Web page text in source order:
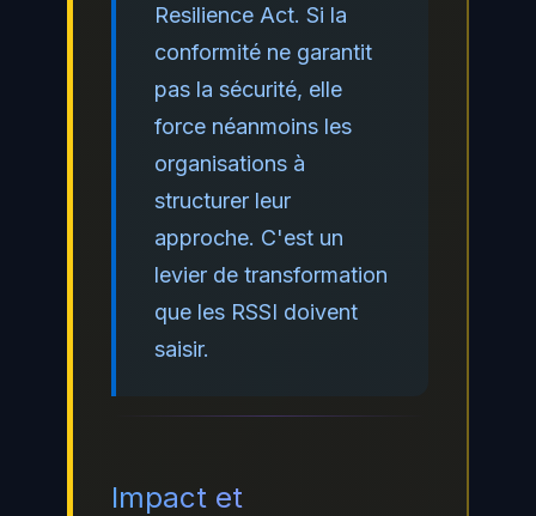
Resilience Act. Si la
conformité ne garantit
pas la sécurité, elle
force néanmoins les
organisations à
structurer leur
approche. C'est un
levier de transformation
que les RSSI doivent
saisir.
Impact et